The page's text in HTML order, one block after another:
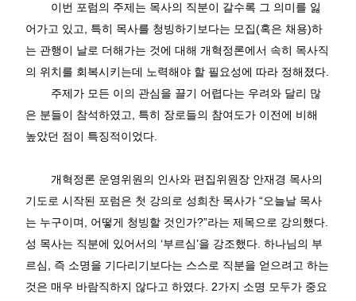
이번 포럼의 주제는 목사의 직분이 갈수록 그 의미를 잃
어가고 있고
특히 목사를 청빙하기보다는 모집(혹은 채용)하
는 관행이 날로 더해가는 것에 대해 개혁정론에서 속히 목사직
의 위치를 회복시키는데 노력해야 할 필요성에 따라 정해졌다
주제가 모든 이의 관심을 끌기 어렵다는 우려와 달리 많
은 분들이 참석하였고
특히 장로들의 참여도가 이전에 비해
높았던 점이 특징적이었다
개혁정론 운영위원의 인사와 편집위원장 안재경 목사의
기도로 시작된 포럼은 첫 강의로 성희찬 목사가 “오늘날 목사
는 누구이며
어떻게 청빙할 것인가?”라는 제목으로 강의했다
성 목사는 직분에 있어서의 ‘부르심’을 강조했다 하나님의 부
르심
즉 소명을 기다리기보다는 스스로 직분을 얻으려고 하는
것은 매우 바람직하지 않다고 하였다 . 2가지 소명 모두가 중요